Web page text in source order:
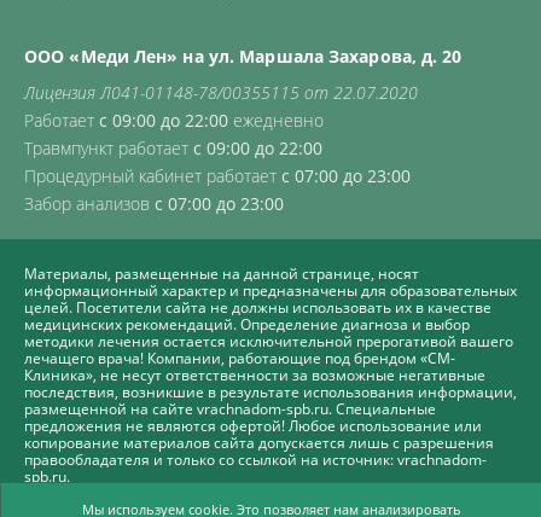
ООО «Меди Лен» на ул. Маршала Захарова, д. 20
Лицензия Л041-01148-78/00355115 от 22.07.2020
Работает с 09:00 до 22:00 ежедневно
Травмпункт работает с 09:00 до 22:00
Процедурный кабинет работает с 07:00 до 23:00
Забор анализов с 07:00 до 23:00
Материалы, размещенные на данной странице, носят
информационный характер и предназначены для образовательных
целей. Посетители сайта не должны использовать их в качестве
медицинских рекомендаций. Определение диагноза и выбор
методики лечения остается исключительной прерогативой вашего
лечащего врача! Компании, работающие под брендом «СМ-
Клиника», не несут ответственности за возможные негативные
последствия, возникшие в результате использования информации,
размещенной на сайте vrachnadom-spb.ru. Специальные
предложения не являются офертой! Любое использование или
копирование материалов сайта допускается лишь с разрешения
правообладателя и только со ссылкой на источник: vrachnadom-
spb.ru.
Политика СМ-Клиника в отношении обработки персональных
Мы используем cookie. Это позволяет нам анализировать